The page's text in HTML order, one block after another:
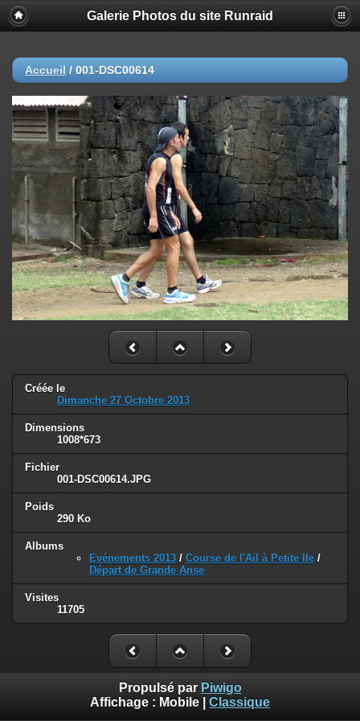
Galerie Photos du site Runraid
Accueil / 001-DSC00614
Créée le
Dimanche 27 Octobre 2013
Dimensions
1008*673
Fichier
001-DSC00614.JPG
Poids
290 Ko
Albums
Evénements 2013 / Course de l'Ail à Petite Ile /
Départ de Grande Anse
Visites
11705
Propulsé par Piwigo
Affichage : Mobile Classique